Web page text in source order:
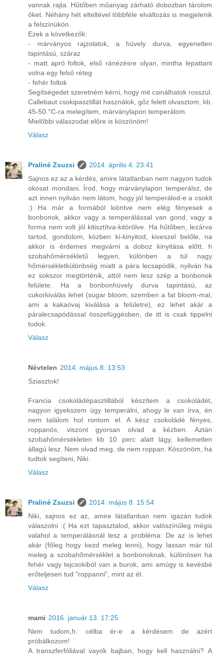
vannak rajta. Hűtőben műanyag zárható dobozban tárolom
őket. Néhány hét elteltével többféle elváltozás is megjelenik
a felszínükön.
Ezek a következők:
- márványos rajzolatok, a hüvely durva, egyenetlen
tapintású, száraz
- matt apró foltok, első ránézésre olyan, mintha lepattant
volna egy felső réteg
- fehér foltok
Segítségedet szeretném kérni, hogy mit csinálhatok rosszul.
Callebaut csokipasztillát használok, gőz felett olvasztom, kb.
45-50 °C-ra melegítem, márványlapon temperálom.
Mielőbbi válaszodat előre is köszönöm!
Válasz
Praliné Zsuzsi
2014. április 4. 23:41
Sajnos ez az a kérdés, amire látatlanban nem nagyon tudok
okosat mondani. Írod, hogy márványlapon temperálsz, de
azt innen nyilván nem látom, hogy jól temperálod-e a csokit
:) Ha már a formából kiöntve nem elég fényesek a
bonbonok, akkor vagy a temperálással van gond, vagy a
forma nem volt jól kitisztítva-kitörölve. Ha hűtőben, lezárva
tartod, gondolom, közben ki-kinyitod, kiveszel belőle, na
akkor is érdemes megvárni a doboz kinyitása előtt, h
szobahőmérsékletű legyen, különben a túl nagy
hőmérsékletkülönbség miatt a pára lecsapódik, nyilván ha
ez sokszor megtörténik, attól nem lesz szép a bonbonok
felülete. Ha a bonbonhüvely durva tapintású, az
cukorkiválás lehet (sugar bloom, szemben a fat bloom-mal,
ami a kakaóvaj kiválása a felületre), ez lehet akár a
páralecsapódással összefüggésben, de itt is csak tippelni
tudok.
Válasz
Névtelen 2014. május 8. 13:53
Sziasztok!
Francia csokoládépasztillából készítem a csokoládét,
nagyon igyekszem úgy temperálni, ahogy le van írva, én
nem találom hol rontom el. A kész csokoládé fényes,
roppanós, viszont gyorsan olvad a kézben. Aztán
szobahőmérsékleten kb 10 perc alatt lágy, kellemetlen
állagú lesz. Nem olvad meg, de nem roppan. Köszönöm, ha
tudtok segíteni, Niki.
Válasz
Praliné Zsuzsi
2014. május 8. 15:54
Niki, sajnos ez az, amire látatlanban nem igazán tudok
válaszolni :( Ha ezt tapasztalod, akkor valószínűleg mégis
valahol a temperálásnál lesz a probléma: De az is lehet
akár (főleg hogy kezd meleg lenni), hogy lassan már túl
meleg a szobahőmérséklet a bonbonoknak, különösen ha
fehér vagy tejcsokiból van a burok, ami amúgy is kevésbé
erőteljesen tud "roppanni", mint az ét.
Válasz
mami 2016. január 13. 17:25
Nem tudom,h. célba ér-e a kérdésem de azért
próbálkozom!
A transzferfóliával vayok bajban, hogy kell használni? A